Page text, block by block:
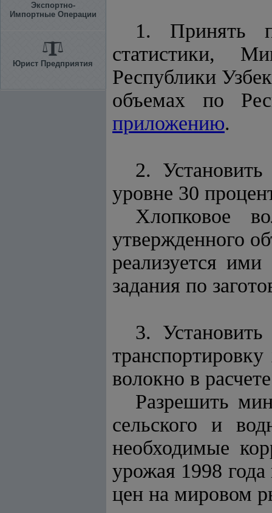
Экспортно-
Импортные Операции
Юрист Предприятия
1. Принять
статистики,
Республики
объемах по
приложению.
2.
уровне 30
Хлопковое
утвержденного
реализуется
задания по
3.
волокно в
Разрешить
сельского и
необходимые
урожая 1998
цен на мировом